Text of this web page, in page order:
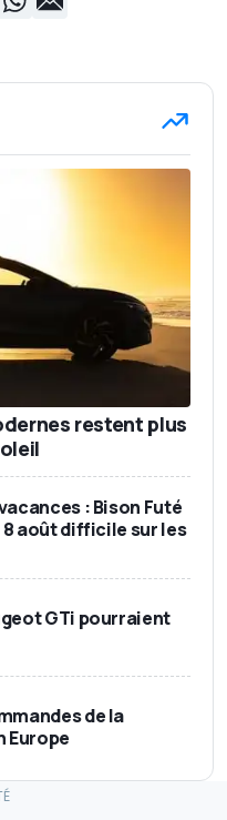
restent plus
: Bison Futé
août difficile sur les
GTi pourraient
de la
Europe